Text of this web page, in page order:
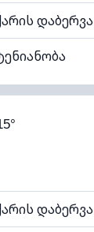
დაბერვა
დაბერვა